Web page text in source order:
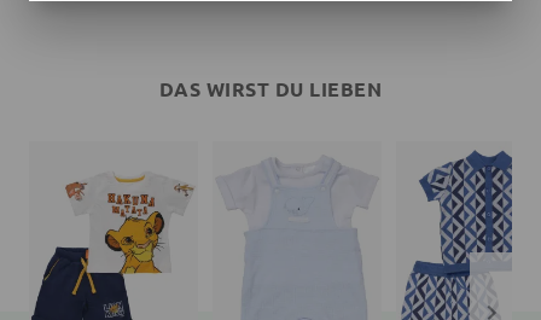
DAS WIRST DU LIEBEN